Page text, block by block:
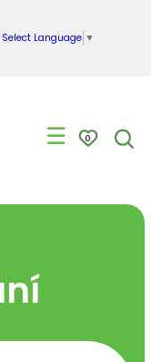
Select Language ▼
☰ 0